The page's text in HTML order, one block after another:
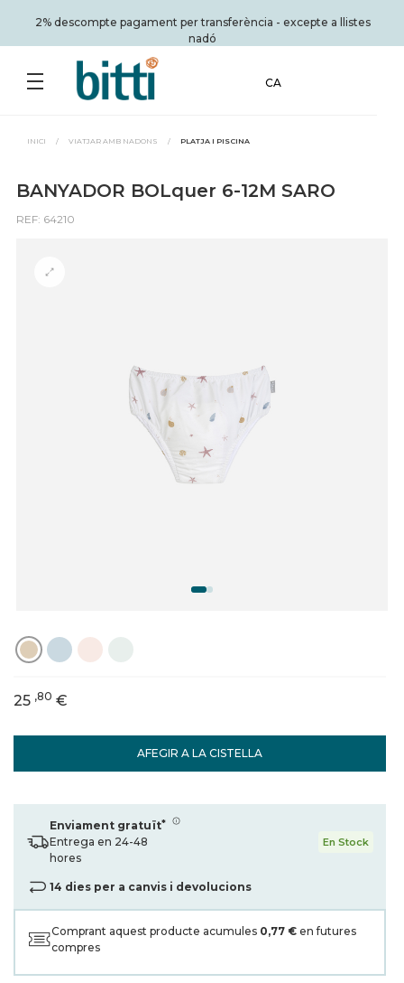
2% descompte pagament per transferència - excepte a llistes
nadó
CA
INICI / VIATJAR AMB NADONS / PLATJA I PISCINA
BANYADOR BOLquer 6-12M SARO
REF: 64210
AFEGIR A LA CISTELLA
25 ,80 €
Enviament gratuït*
Entrega en 24-48
hores
En Stock
14 dies per a canvis i devolucions
Comprant aquest producte acumules 0,77 € en futures
compres